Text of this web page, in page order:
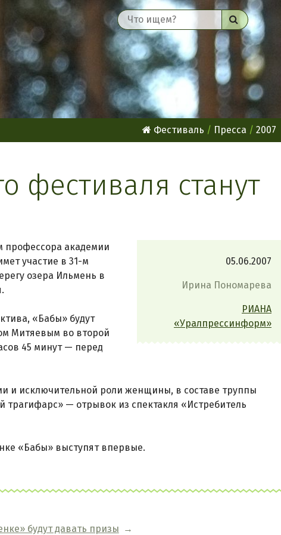
Найти
Фестиваль Пресса 2007
фестиваля станут
05.06.2007
Ирина Пономарева
РИАНА
«Уралпрессинформ»
профессора академии
участие в 31-м
озера Ильмень в
«Бабы» будут
Митяевым во второй
45 минут — перед
и исключительной роли женщины, в составе труппы
трагифарс» — отрывок из спектакля «Истребитель
«Бабы» выступят впервые.
будут давать призы →